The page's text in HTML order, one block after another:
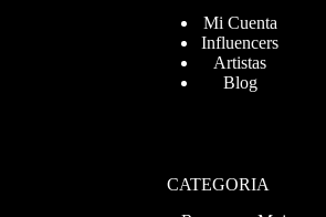
Mi Cuenta
Influencers
Artistas
Blog
CATEGORIA